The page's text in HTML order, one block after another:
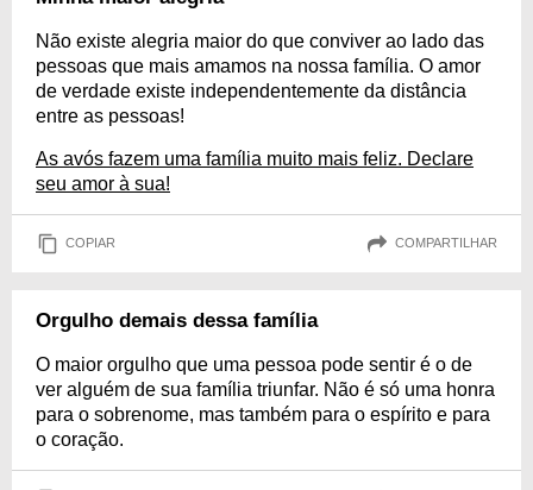
Não existe alegria maior do que conviver ao lado das
pessoas que mais amamos na nossa família. O amor
de verdade existe independentemente da distância
entre as pessoas!
As avós fazem uma família muito mais feliz. Declare
seu amor à sua!
COPIAR COMPARTILHAR
Orgulho demais dessa família
O maior orgulho que uma pessoa pode sentir é o de
ver alguém de sua família triunfar. Não é só uma honra
para o sobrenome, mas também para o espírito e para
o coração.